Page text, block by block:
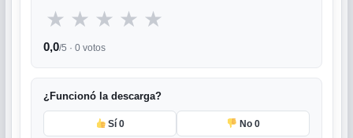
★ ★ ★ ★ ★
0,0/5 · 0 votos
¿Funcionó la descarga?
Sí0 No 0